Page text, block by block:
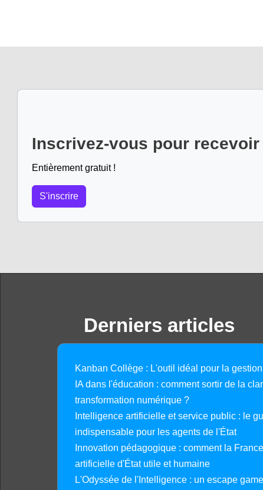
Inscrivez-vous pour
Entièrement gratuit !
S'inscrire
Derniers articles
Kanban Collège : L'outil idéal pour la
IA dans l'éducation : comment sortir de la
transformation numérique ?
Intelligence artificielle et service public : le
indispensable pour les agents de l'État
Innovation pédagogique : comment la
artificielle d'État utile et humaine
L'Odyssée de l'Intelligence : un escape